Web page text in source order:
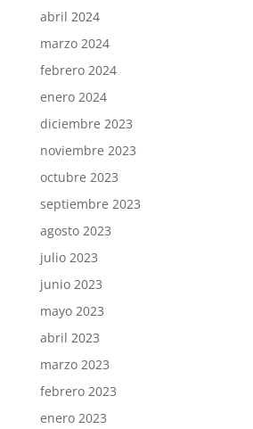
abril 2024
marzo 2024
febrero 2024
enero 2024
diciembre 2023
noviembre 2023
octubre 2023
septiembre 2023
agosto 2023
julio 2023
junio 2023
mayo 2023
abril 2023
marzo 2023
febrero 2023
enero 2023